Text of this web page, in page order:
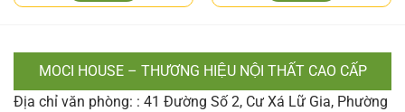
MOCI HOUSE – THƯƠNG HIỆU NỘI THẤT CAO CẤP
Địa chỉ văn phòng: : 41 Đường Số 2, Cư Xá Lữ Gia, Phường